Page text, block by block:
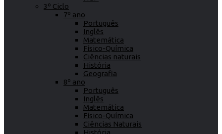
3º Ciclo
7º ano
Português
Inglês
Matemática
Físico-Química
Ciências naturais
História
Geografia
8º ano
Português
Inglês
Matemática
Físico-Química
Ciências Naturais